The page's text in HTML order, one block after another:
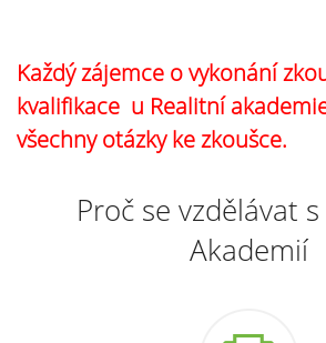
Každý zájemce o vykonání
kvalifikace u Realitní
všechny otázky ke zkoušce.
Proč se vzdělávat
Akademií